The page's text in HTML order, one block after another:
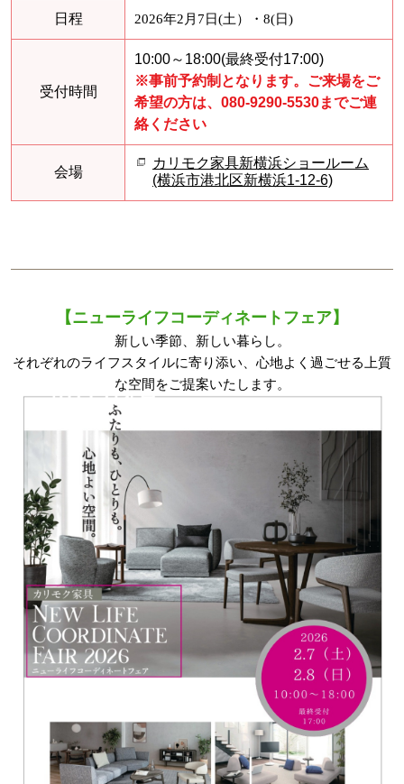
日程 2026年2月7日(土）・8(日)
受付時間
10:00～18:00(最終受付17:00)
※事前予約制となります。ご来場をご
希望の方は、080-9290-5530までご連
絡ください
会場
カリモク家具新横浜ショールーム
(横浜市港北区新横浜1-12-6)
【ニューライフコーディネートフェア】
新しい季節、新しい暮らし。
それぞれのライフスタイルに寄り添い、心地よく過ごせる上質
な空間をご提案いたします。